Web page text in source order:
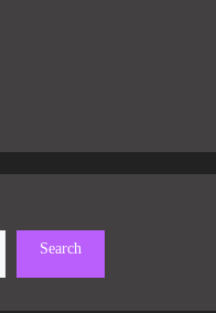
Search